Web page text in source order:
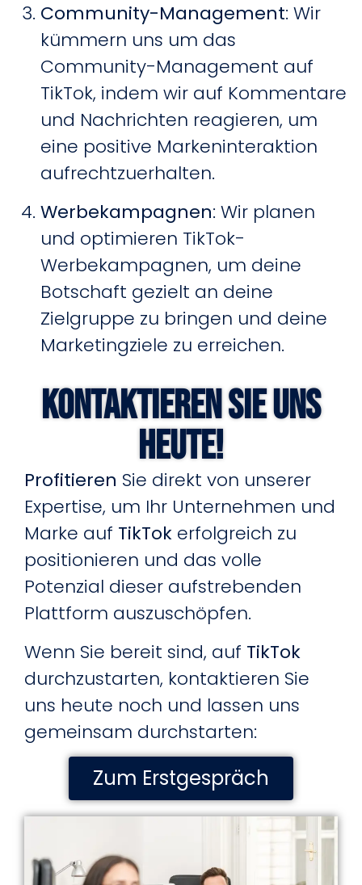
Community-Management: Wir
kümmern uns um das
Community-Management auf
TikTok, indem wir auf Kommentare
und Nachrichten reagieren, um
eine positive Markeninteraktion
aufrechtzuerhalten.
Werbekampagnen: Wir planen
und optimieren TikTok-
Werbekampagnen, um deine
Botschaft gezielt an deine
Zielgruppe zu bringen und deine
Marketingziele zu erreichen.
Kontaktieren Sie uns
heute!
Profitieren Sie direkt von unserer
Expertise, um Ihr Unternehmen und
Marke auf TikTok erfolgreich zu
positionieren und das volle
Potenzial dieser aufstrebenden
Plattform auszuschöpfen.
Wenn Sie bereit sind, auf TikTok
durchzustarten, kontaktieren Sie
uns heute noch und lassen uns
gemeinsam durchstarten:
Zum Erstgespräch